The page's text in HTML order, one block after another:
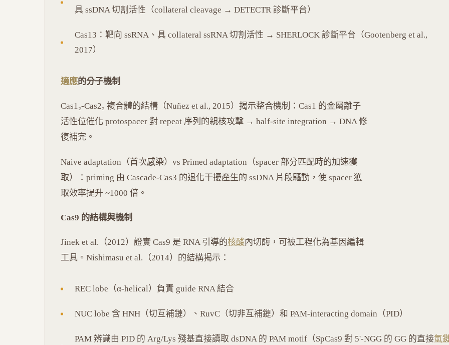
具 ssDNA 切割活性（collateral cleavage → DETECTR 診斷平台）
Cas13：靶向 ssRNA、具 collateral ssRNA 切割活性 → SHERLOCK 診斷平台（Gootenberg et al.,
2017）
適應的分子機制
Cas1₂-Cas2₂ 複合體的結構（Nuñez et al., 2015）揭示整合機制：Cas1 的金屬離子
活性位催化 protospacer 對 repeat 序列的親核攻擊 → half-site integration → DNA 修
復補完。
Naive adaptation（首次感染）vs Primed adaptation（spacer 部分匹配時的加速獲
取）：priming 由 Cascade-Cas3 的退化干擾產生的 ssDNA 片段驅動，使 spacer 獲
取效率提升 ~1000 倍。
Cas9 的結構與機制
Jinek et al.（2012）證實 Cas9 是 RNA 引導的核酸內切酶，可被工程化為基因編輯
工具。Nishimasu et al.（2014）的結構揭示：
REC lobe（α-helical）負責 guide RNA 結合
NUC lobe 含 HNH（切互補鏈）、RuvC（切非互補鏈）和 PAM-interacting domain（PID）
PAM 辨識由 PID 的 Arg/Lys 殘基直接讀取 dsDNA 的 PAM motif（SpCas9 對 5'-NGG 的 GG 的直接氫